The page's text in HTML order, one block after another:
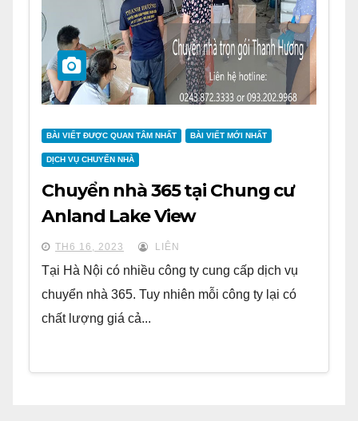
BÀI VIẾT ĐƯỢC QUAN TÂM NHẤT BÀI VIẾT MỚI NHẤT
DỊCH VỤ CHUYỂN NHÀ
Chuyển nhà 365 tại Chung cư
Anland Lake View
TH6 16, 2023 LIÊN
Tại Hà Nội có nhiều công ty cung cấp dịch vụ
chuyển nhà 365. Tuy nhiên mỗi công ty lại có
chất lượng giá cả...